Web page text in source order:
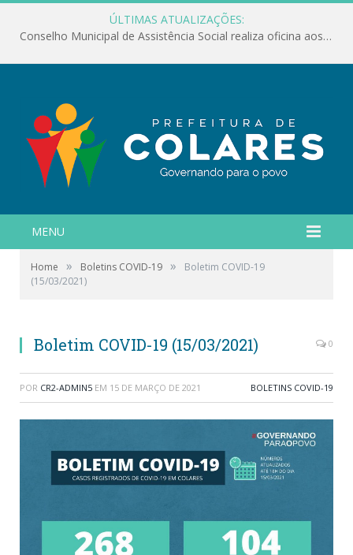
ÚLTIMAS ATUALIZAÇÕES:
Conselho Municipal de Assistência Social realiza oficina aos servidores
MENU
Home » Boletins COVID-19 »
Boletim COVID-19
(15/03/2021)
Boletim COVID-19 (15/03/2021) 0
POR CR2-ADMIN5 EM 15 DE MARÇO DE 2021 BOLETINS COVID-19